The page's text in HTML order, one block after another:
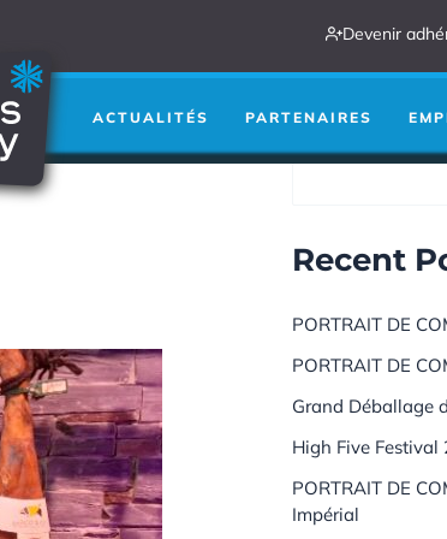
Devenir
ACTUALITÉS PARTENAIRES
Je cherche autre chose :
Recent
PORTRAIT DE
PORTRAIT DE
Grand Déballage
High Five
PORTRAIT DE
Impérial